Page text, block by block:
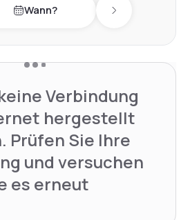
Wann? Next day
Verbindung
hergestellt
Prüfen Sie Ihre
und versuchen
es erneut